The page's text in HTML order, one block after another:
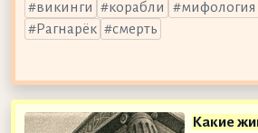
викинги
корабли мифология
Рагнарёк
смерть
Какие